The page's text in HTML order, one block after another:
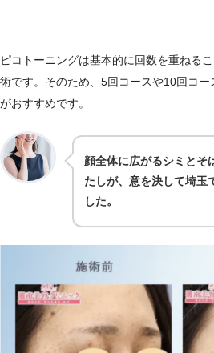
ピコトーニングは基本的に回数を重ねる
術です。そのため、5回コースや10回コ
がおすすめです。
顔全体に広がるシミとそ
たしが、意を決して埼玉
した。